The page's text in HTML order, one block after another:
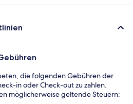
die folgenden Gebühren der
in oder Check-out zu zahlen.
möglicherweise geltende Steuern: